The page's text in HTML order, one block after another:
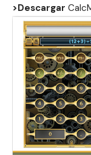
>Descargar